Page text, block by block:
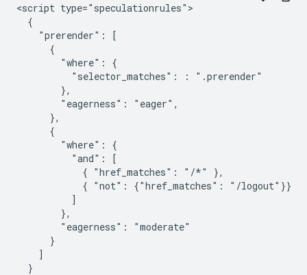
<script type="speculationrules">
  {
    "prerender": [
      {
        "where": {
          "selector_matches": : ".prerender"
        },
        "eagerness": "eager",
      },
      {
        "where": {
          "and": [
            { "href_matches": "/*" },
            { "not": {"href_matches": "/logout"}}
          ]
        },
        "eagerness": "moderate"
      }
    ]
  }